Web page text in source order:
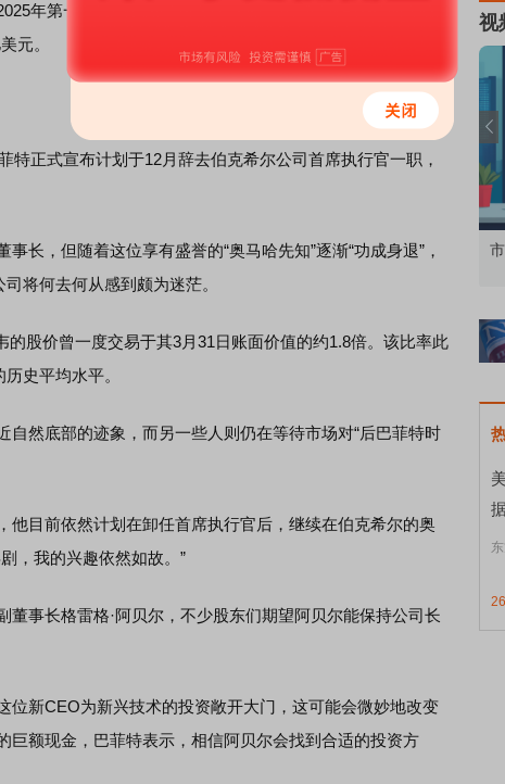
年第一季度，包含伯克希尔全资持有的
元。
正式宣布计划于12月辞去伯克希尔公司首席执行官一职，
，但随着这位享有盛誉的“奥马哈先知”逐渐“功成身退”，
将何去何从感到颇为迷茫。
股价曾一度交易于其3月31日账面价值的约1.8倍。该比率此
史平均水平。
然底部的迹象，而另一些人则仍在等待市场对“后巴菲特时
目前依然计划在卸任首席执行官后，继续在伯克希尔的奥
，我的兴趣依然如故。”
事长格雷格·阿贝尔，不少股东们期望阿贝尔能保持公司长
新CEO为新兴技术的投资敞开大门，这可能会微妙地改变
巨额现金，巴菲特表示，相信阿贝尔会找到合适的投资方
视
知到特色品种 了解北交所知识 做理性投资者